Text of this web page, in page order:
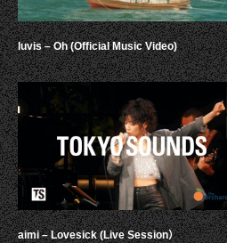
luvis – Oh (Official Music Video)
aimi – Lovesick (Live Session）